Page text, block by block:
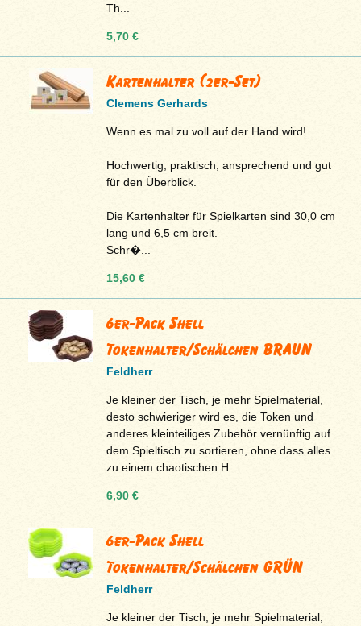
Th...
5,70 €
Kartenhalter (2er-Set)
Clemens Gerhards
Wenn es mal zu voll auf der Hand wird!
Hochwertig, praktisch, ansprechend und gut
für den Überblick.
Die Kartenhalter für Spielkarten sind 30,0 cm
lang und 6,5 cm breit.
Schr�...
15,60 €
6er-Pack Shell
Tokenhalter/Schälchen BRAUN
Feldherr
Je kleiner der Tisch, je mehr Spielmaterial,
desto schwieriger wird es, die Token und
anderes kleinteiliges Zubehör vernünftig auf
dem Spieltisch zu sortieren, ohne dass alles
zu einem chaotischen H...
6,90 €
6er-Pack Shell
Tokenhalter/Schälchen GRÜN
Feldherr
Je kleiner der Tisch, je mehr Spielmaterial,